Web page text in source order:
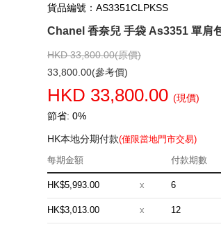
貨品編號：AS3351CLPKSS
Chanel 香奈兒 手袋 As3351 單肩
HKD 33,800.00(原價)
33,800.00(參考價)
HKD 33,800.00 (現價)
節省: 0%
HK本地分期付款(僅限當地門市交易)
每期金額
付款期數
HK$5,993.00 x 6
HK$3,013.00 x 12
Chanel 香奈兒 手袋
單肩包/手提包